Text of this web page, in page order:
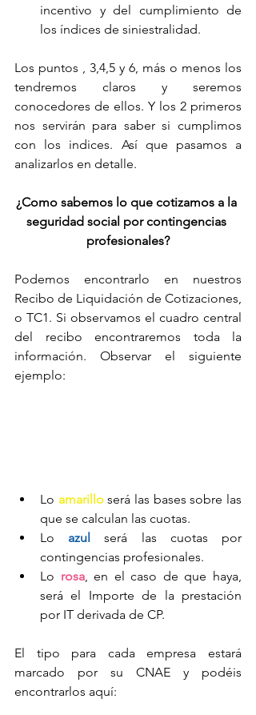
incentivo y del cumplimiento de
los índices de siniestralidad.
Los puntos , 3,4,5 y 6, más o menos los
tendremos claros y seremos
conocedores de ellos. Y los 2 primeros
nos servirán para saber si cumplimos
con los indices. Así que pasamos a
analizarlos en detalle.
¿Como sabemos lo que cotizamos a la
seguridad social por contingencias
profesionales?
Podemos encontrarlo en nuestros
Recibo de Liquidación de Cotizaciones,
o TC1. Si observamos el cuadro central
del recibo encontraremos toda la
información. Observar el siguiente
ejemplo:
Lo amarillo será las bases sobre las
que se calculan las cuotas.
Lo azul será las cuotas por
contingencias profesionales.
Lo rosa, en el caso de que haya,
será el Importe de la prestación
por IT derivada de CP.
El tipo para cada empresa estará
marcado por su CNAE y podéis
encontrarlos aquí: